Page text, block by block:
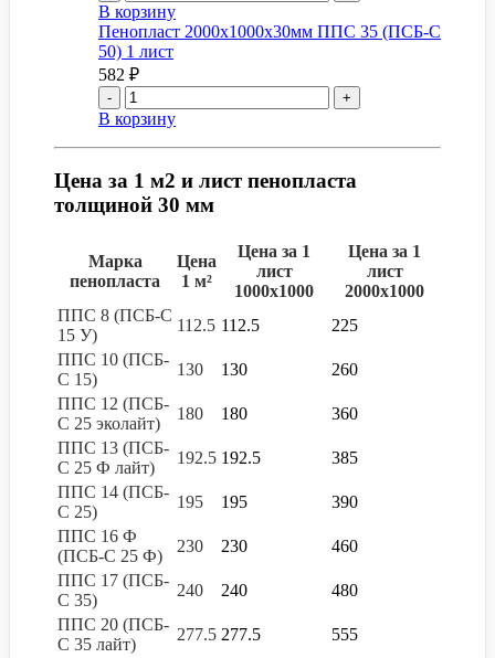
В корзину
Пенопласт 2000x1000x30мм ППС 35 (ПСБ-С
50) 1 лист
582 ₽
- +
В корзину
Цена за 1 м2 и лист пенопласта
толщиной 30 мм
Марка
пенопласта
Цена
1 м²
Цена за 1
лист
1000х1000
Цена за 1
лист
2000х1000
ППС 8 (ПСБ-С
15 У)
112.5 112.5
225
ППС 10 (ПСБ-
С 15)
130 130
260
ППС 12 (ПСБ-
С 25 эколайт)
180 180
360
ППС 13 (ПСБ-
С 25 Ф лайт)
192.5 192.5
385
ППС 14 (ПСБ-
С 25)
195 195
390
ППС 16 Ф
(ПСБ-С 25 Ф)
230 230
460
ППС 17 (ПСБ-
С 35)
240 240
480
ППС 20 (ПСБ-
С 35 лайт)
277.5 277.5
555